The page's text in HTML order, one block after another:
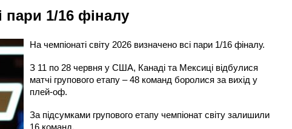
пари 1/16 фіналу
На чемпіонаті світу 2026 визначено всі пари 1/16 фіналу.
З 11 по 28 червня у США, Канаді та Мексиці відбулися
матчі групового етапу – 48 команд боролися за вихід у
плей-оф.
За підсумками групового етапу чемпіонат світу залишили
16 команд.